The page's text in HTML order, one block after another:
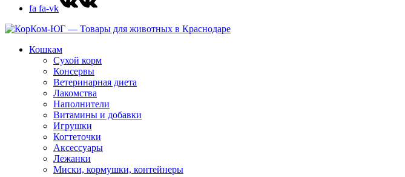
fa fa-vk
Кошкам
Сухой корм
Консервы
Ветеринарная диета
Лакомства
Наполнители
Витамины и добавки
Игрушки
Когтеточки
Аксессуары
Лежанки
Миски, кормушки, контейнеры